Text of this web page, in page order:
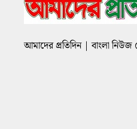
আমাদের প্রতিদিন | বাংলা